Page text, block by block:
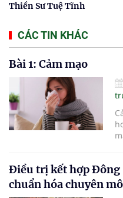
Thiền Sư Tuệ Tĩnh
CÁC TIN KHÁC
Bài 1: Cảm mạo
Điều trị kết hợp Đông
chuẩn hóa chuyên